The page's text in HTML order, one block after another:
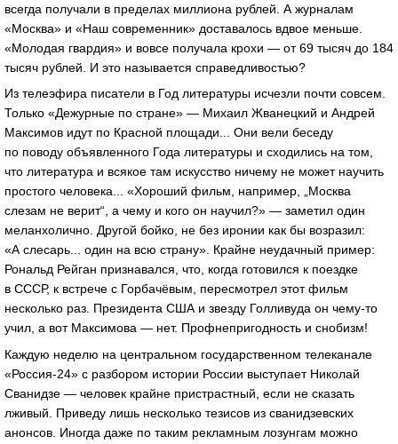
всегда получали в пределах миллиона рублей. А журналам
«Москва» и «Наш современник» доставалось вдвое меньше.
«Молодая гвардия» и вовсе получала крохи — от 69 тысяч до 184
тысяч рублей. И это называется справедливостью?
Из телеэфира писатели в Год литературы исчезли почти совсем.
Только «Дежурные по стране» — Михаил Жванецкий и Андрей
Максимов идут по Красной площади... Они вели беседу
по поводу объявленного Года литературы и сходились на том,
что литература и всякое там искусство ничему не может научить
простого человека... «Хороший фильм, например, „Москва
слезам не верит“, а чему и кого он научил?» — заметил один
меланхолично. Другой бойко, не без иронии как бы возразил:
«А слесарь... один на всю страну». Крайне неудачный пример:
Рональд Рейган признавался, что, когда готовился к поездке
в СССР, к встрече с Горбачёвым, пересмотрел этот фильм
несколько раз. Президента США и звезду Голливуда он чему-то
учил, а вот Максимова — нет. Профнепригодность и снобизм!
Каждую неделю на центральном государственном телеканале
«Россия-24» с разбором истории России выступает Николай
Сванидзе — человек крайне пристрастный, если не сказать
лживый. Приведу лишь несколько тезисов из сванидзевских
анонсов. Иногда даже по таким рекламным лозунгам можно